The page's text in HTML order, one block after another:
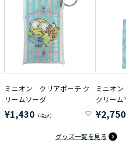
ミニオン クリアポーチ ク
リームソーダ
¥1,430
ミニオ
クリーム
¥2,750
グッズ一覧を見る